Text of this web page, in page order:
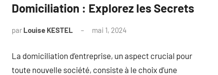
Domiciliation : Explorez les Secrets
par Louise KESTEL mai 1, 2024
La domiciliation d’entreprise, un aspect crucial pour
toute nouvelle société, consiste à le choix d’une